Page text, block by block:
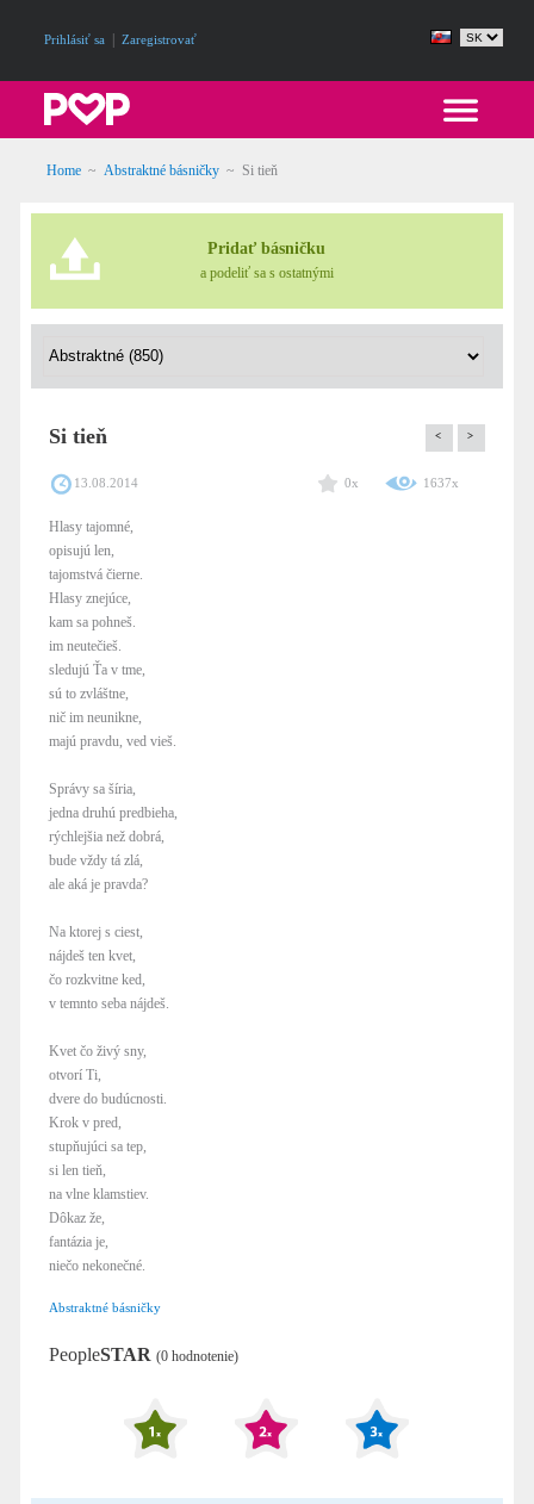
Prihlásiť sa Zaregistrovať
Home ~ Abstraktné básničky ~ Si tieň
Pridať básničku
a podeliť sa s ostatnými
Si tieň < >
13.08.2014 0x 1637x
Hlasy tajomné,
opisujú len,
tajomstvá čierne.
Hlasy znejúce,
kam sa pohneš.
im neutečieš.
sledujú Ťa v tme,
sú to zvláštne,
nič im neunikne,
majú pravdu, ved vieš.
Správy sa šíria,
jedna druhú predbieha,
rýchlejšia než dobrá,
bude vždy tá zlá,
ale aká je pravda?
Na ktorej s ciest,
nájdeš ten kvet,
čo rozkvitne ked,
v temnto seba nájdeš.
Kvet čo živý sny,
otvorí Ti,
dvere do budúcnosti.
Krok v pred,
stupňujúci sa tep,
si len tieň,
na vlne klamstiev.
Dôkaz že,
fantázia je,
niečo nekonečné.
Abstraktné básničky
PeopleSTAR (0 hodnotenie)